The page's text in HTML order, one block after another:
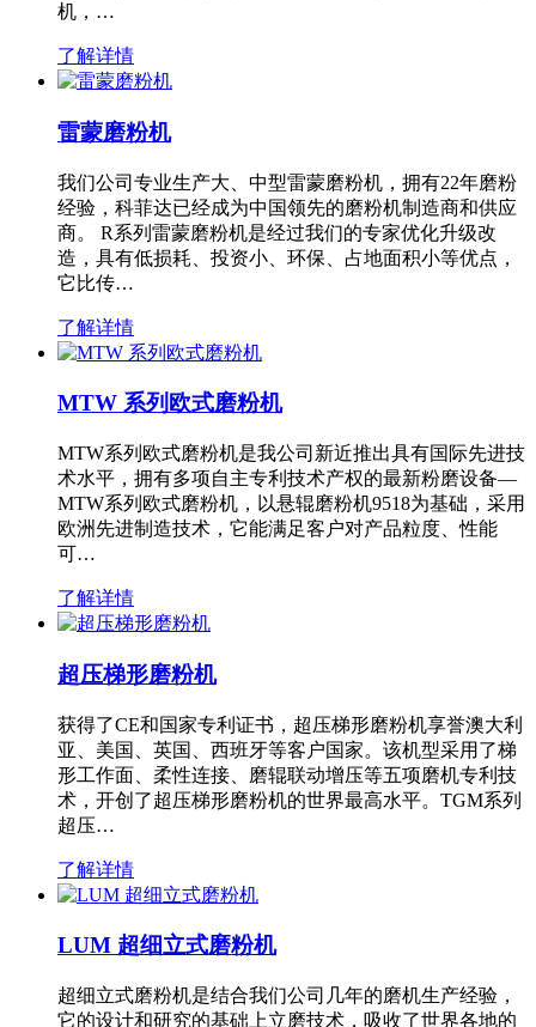
机，…
了解详情
雷蒙磨粉机
我们公司专业生产大、中型雷蒙磨粉机，拥有22年磨粉
经验，科菲达已经成为中国领先的磨粉机制造商和供应
商。 R系列雷蒙磨粉机是经过我们的专家优化升级改
造，具有低损耗、投资小、环保、占地面积小等优点，
它比传…
了解详情
MTW 系列欧式磨粉机
MTW系列欧式磨粉机是我公司新近推出具有国际先进技
术水平，拥有多项自主专利技术产权的最新粉磨设备—
MTW系列欧式磨粉机，以悬辊磨粉机9518为基础，采用
欧洲先进制造技术，它能满足客户对产品粒度、性能
可…
了解详情
超压梯形磨粉机
获得了CE和国家专利证书，超压梯形磨粉机享誉澳大利
亚、美国、英国、西班牙等客户国家。该机型采用了梯
形工作面、柔性连接、磨辊联动增压等五项磨机专利技
术，开创了超压梯形磨粉机的世界最高水平。TGM系列
超压…
了解详情
LUM 超细立式磨粉机
超细立式磨粉机是结合我们公司几年的磨机生产经验，
它的设计和研究的基础上立磨技术，吸收了世界各地的